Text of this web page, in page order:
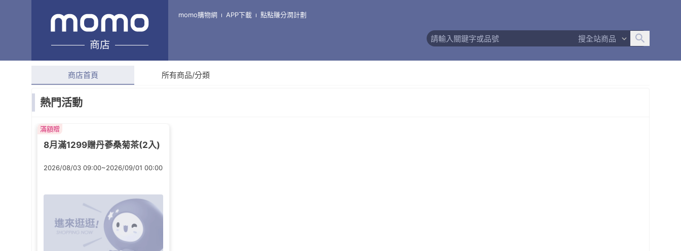
商店
momo購物網 APP下載 點點賺分潤計劃
搜全站商品
cookietree餅乾樹 台灣專業養生茶
綜合評分 商店簡介 退換貨須知
商店首頁 所有商品/分類
熱門活動
滿額贈
8月滿1299贈丹蔘桑菊茶(2入)
2026/08/03 09:00~2026/09/01 00:00